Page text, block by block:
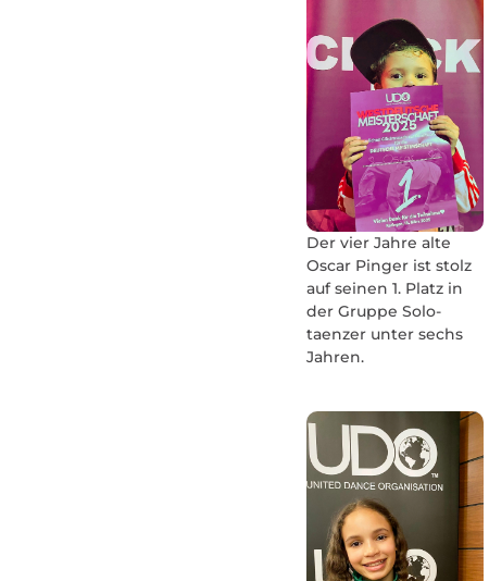
Der vier Jahre alte
Oscar Pinger ist stolz
auf seinen 1. Platz in
der Gruppe Solo­
taenzer unter sechs
Jahren.